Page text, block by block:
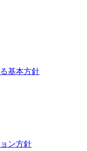
基本方針
ン方針